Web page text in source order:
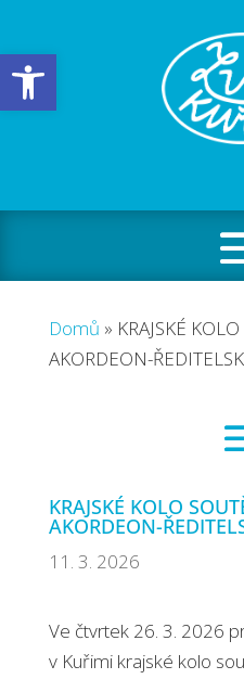
Open toolbar
Domů » KRAJSKÉ
AKORDEON-
KRAJSKÉ KOLO
AKORDEON-
11. 3. 2026
Ve čtvrtek 26. 3. 2026
v Kuřimi krajské kolo